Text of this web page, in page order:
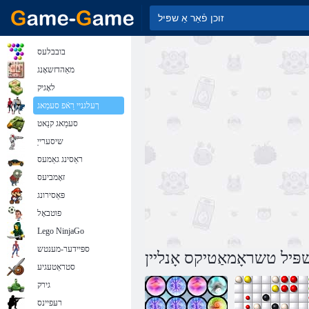
טשראָמאַטיקס אָנליין
בובבלעס
מאַהדזשאָנג
לאָגיק
ךעלגניי רַאֿפ סעמַאג
סעמַאג קנַאט
שיסערייַ
ראַסינג גאַמעס
זאָמביעס
פּאַסירונג
פוטבאָל
Lego NinjaGo
ספּיידער-מענטש
סטראַטעגיע
גירק
רעּפיינס